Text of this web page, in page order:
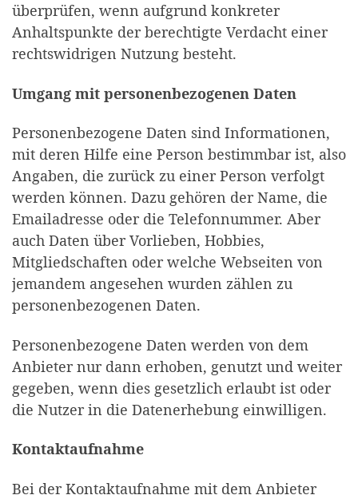
überprüfen, wenn aufgrund konkreter
Anhaltspunkte der berechtigte Verdacht einer
rechtswidrigen Nutzung besteht.
Umgang mit personenbezogenen Daten
Personenbezogene Daten sind Informationen,
mit deren Hilfe eine Person bestimmbar ist, also
Angaben, die zurück zu einer Person verfolgt
werden können. Dazu gehören der Name, die
Emailadresse oder die Telefonnummer. Aber
auch Daten über Vorlieben, Hobbies,
Mitgliedschaften oder welche Webseiten von
jemandem angesehen wurden zählen zu
personenbezogenen Daten.
Personenbezogene Daten werden von dem
Anbieter nur dann erhoben, genutzt und weiter
gegeben, wenn dies gesetzlich erlaubt ist oder
die Nutzer in die Datenerhebung einwilligen.
Kontaktaufnahme
Bei der Kontaktaufnahme mit dem Anbieter